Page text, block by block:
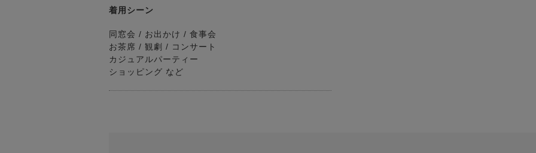
着用シーン
同窓会 / お出かけ / 食事会
お茶席 / 観劇 / コンサート
カジュアルパーティー
ショッピング など